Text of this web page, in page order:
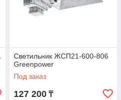
Светильник ЖСП21-600-806
Greenpower
Под заказ
127 200 ₸